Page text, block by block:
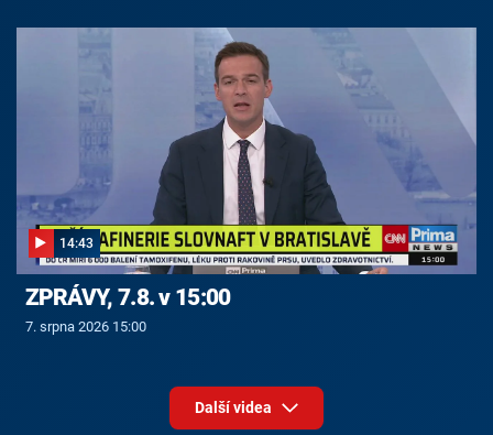
14:43
ZPRÁVY, 7.8. v 15:00
7. srpna 2026 15:00
Další videa